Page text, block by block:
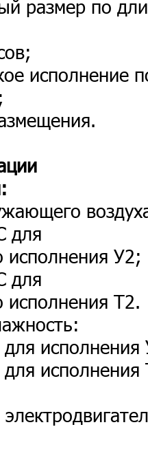
размер по
исполнение
для
исполнения У2;
для
исполнения Т2.
исполнения
исполнения